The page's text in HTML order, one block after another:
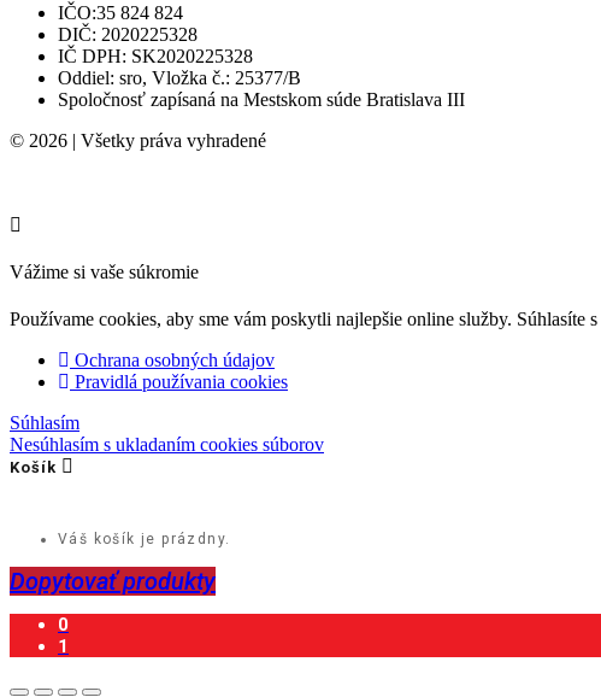
IČO:35 824 824
DIČ: 2020225328
IČ DPH: SK2020225328
Oddiel: sro, Vložka č.: 25377/B
Spoločnosť zapísaná na Mestskom súde Bratislava III
© 2026 | Všetky práva vyhradené
Vážime si vaše súkromie
Používame cookies, aby sme vám poskytli najlepšie online služby.
Ochrana osobných údajov
Pravidlá používania cookies
Súhlasím
Nesúhlasím s ukladaním cookies súborov
Košík
Váš košík je prázdny.
Dopytovať produkty
0
1